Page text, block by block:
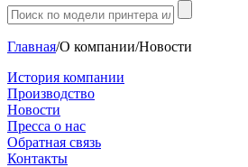
Главная/О компании/Новости
История компании
Производство
Новости
Пресса о нас
Обратная связь
Контакты